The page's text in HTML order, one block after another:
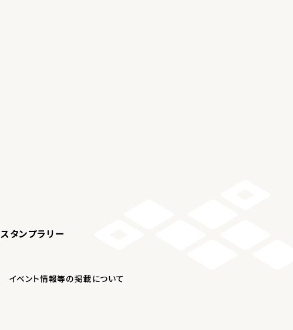
スタンプラリー
イベント情報等の掲載について